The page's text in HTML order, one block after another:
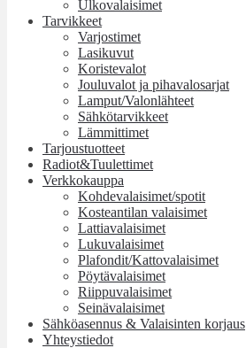
Ulkovalaisimet
Tarvikkeet
Varjostimet
Lasikuvut
Koristevalot
Jouluvalot ja pihavalosarjat
Lamput/Valonlähteet
Sähkötarvikkeet
Lämmittimet
Tarjoustuotteet
Radiot&Tuulettimet
Verkkokauppa
Kohdevalaisimet/spotit
Kosteantilan valaisimet
Lattiavalaisimet
Lukuvalaisimet
Plafondit/Kattovalaisimet
Pöytävalaisimet
Riippuvalaisimet
Seinävalaisimet
Sähköasennus & Valaisinten korjaus
Yhteystiedot